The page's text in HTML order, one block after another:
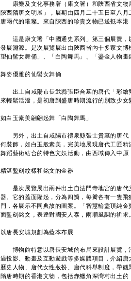
康樂及文化事務署（康文署）和陝西省文物
陝西隋唐文明展」，展期由四月二十五日至八
唐兩代的璀璨。來自陝西的珍貴文物已送抵本
這是康文署「中國通史系列」第三個展覽，
發展淵源。是次展覽展出由陝西省內十多家文
望仙髻女舞俑」、「白陶舞馬」、「鎏金人物畫
舞姿優雅的仙髻女舞俑
出土自咸陽市長武縣張臣合墓的唐代「彩繪
來輕鬆活潑，是初唐到盛唐時期流行的別致少女
如白玉素美翩翩起舞「白陶舞馬」
另外，出土自咸陽市禮泉縣張士貴墓的唐代
何裝飾，如白玉般素美，完美地展現唐代工匠
舞蹈藝術結合的特色文娛活動，由西域傳入中原
精湛鏨刻紋樣和銘文的金器
是次展覽展出兩件出土自法門寺地宮的唐代
器。它的蓋面隆起，分為四瓣，每瓣各有一隻
門，各展示不同典故的圖案。「智慧輪盝頂純
面鏨刻銘文，表達對國安人泰，雨順風調的祈求。
以唐長安城規劃為藍本布展
博物館特意以唐長安城的布局來設計展覽，
過投影、動畫及互動遊戲等多媒體項目，介紹
歷史人物、唐代女性妝扮、唐代科舉制度，帶
隋唐時期的香港文物，包括赤鱲角深灣村出土